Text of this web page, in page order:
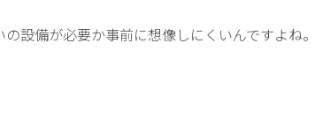
設備が必要か事前に想像しにくいんですよね。